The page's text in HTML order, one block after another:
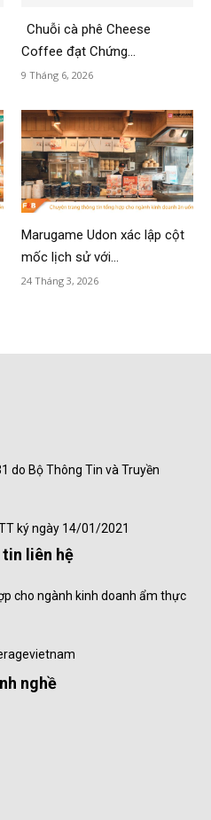
Chuỗi cà phê Cheese
Coffee đạt Chứng...
9 Tháng 6, 2026
Marugame Udon xác lập cột
mốc lịch sử với...
24 Tháng 3, 2026
do Bộ Thông Tin và Truyền
ký ngày 14/01/2021
liên hệ
cho ngành kinh doanh ẩm thực
nghề